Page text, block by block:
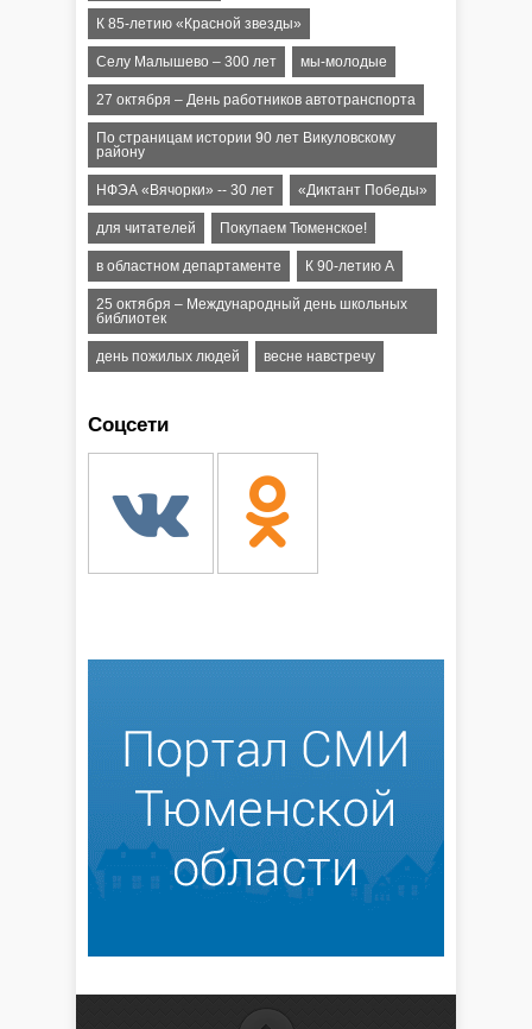
К 85-летию «Красной звезды»
Селу Малышево – 300 лет мы-молодые
27 октября – День работников автотранспорта
По страницам истории 90 лет Викуловскому
району
НФЭА «Вячорки» -- 30 лет «Диктант Победы»
для читателей Покупаем Тюменское!
в областном департаменте К 90-летию А
25 октября – Международный день школьных
библиотек
день пожилых людей весне навстречу
Соцсети